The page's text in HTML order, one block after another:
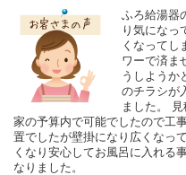
ふろ給湯器
り気になっ
くなってし
ワーで済ま
うしようか
のチラシが
ました。
家の予算内で可能でしたので工
置でしたが壁掛になり広くなっ
くなり安心してお風呂に入れる
なりました。